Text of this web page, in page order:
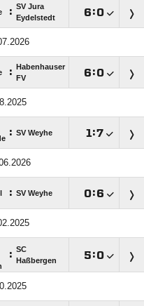
: SV Jura
Eydelstedt
:
:
Habenhauser
FV
:
: SV Weyhe :
: SV Weyhe :
: SC
Haßbergen
: